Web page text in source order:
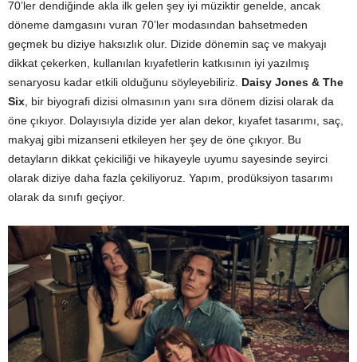
70’ler dendiğinde akla ilk gelen şey iyi müziktir genelde, ancak
döneme damgasını vuran 70’ler modasından bahsetmeden
geçmek bu diziye haksızlık olur. Dizide dönemin saç ve makyajı
dikkat çekerken, kullanılan kıyafetlerin katkısının iyi yazılmış
senaryosu kadar etkili olduğunu söyleyebiliriz. Daisy Jones & The
Six , bir biyografi dizisi olmasının yanı sıra dönem dizisi olarak da
öne çıkıyor. Dolayısıyla dizide yer alan dekor, kıyafet tasarımı, saç,
makyaj gibi mizanseni etkileyen her şey de öne çıkıyor. Bu
detayların dikkat çekiciliği ve hikayeyle uyumu sayesinde seyirci
olarak diziye daha fazla çekiliyoruz. Yapım, prodüksiyon tasarımı
olarak da sınıfı geçiyor.